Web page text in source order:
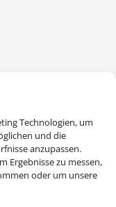
Technologien, um
und die
anzupassen.
Ergebnisse zu messen,
oder um unsere
bitte die Cookies. Es